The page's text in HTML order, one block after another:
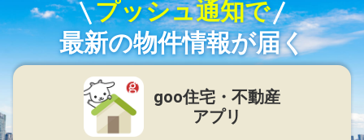
プッシュ通知で
最新の物件情報が届く
goo住宅・不動産
アプリ